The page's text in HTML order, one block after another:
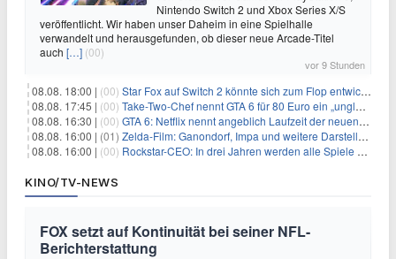
Nintendo Switch 2 und Xbox Series X/S
veröffentlicht. Wir haben unser Daheim in eine Spielhalle
verwandelt und herausgefunden, ob dieser neue Arcade-Titel
auch […] (00)
vor 9 Stunden
08.08. 18:00 | (00) Star Fox auf Switch 2 könnte sich zum Flop entwickeln
08.08. 17:45 | (00) Take-Two-Chef nennt GTA 6 für 80 Euro ein „unglaubliches Schnäppchen“
08.08. 16:30 | (00) GTA 6: Netflix nennt angeblich Laufzeit der neuen Gameplay-Präsentation
08.08. 16:00 | (01) Zelda-Film: Ganondorf, Impa und weitere Darsteller sollen feststehen
08.08. 16:00 | (00) Rockstar-CEO: In drei Jahren werden alle Spiele gestreamt
KINO/TV-NEWS
FOX setzt auf Kontinuität bei seiner NFL-
Berichterstattung